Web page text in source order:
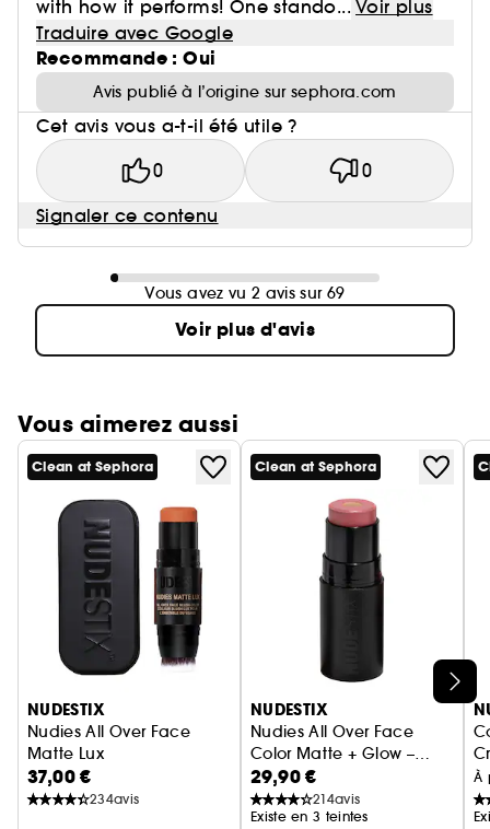
with how it performs! One stando... Voir plus
Traduire avec Google
Recommande : Oui
Avis publié à l’origine sur sephora.com
Cet avis vous a-t-il été utile ?
0 0
Signaler ce contenu
Vous avez vu 2 avis sur 69
Voir plus d'avis
Vous aimerez aussi
Ignorer le carrousel produits
Clean at Sephora
NUDESTIX
Nudies All Over Face
Matte Lux
Blush Stick
37,00 €
234avis
Clean at Sephora
NUDESTIX
Nudies All Over Face
Color Matte + Glow –
Blush stick
29,90 €
214avis
Existe en 3 teintes
À